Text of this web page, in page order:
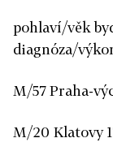
pohlaví/věk
diagnóza/
M/57 Praha-
M/20 Klatovy